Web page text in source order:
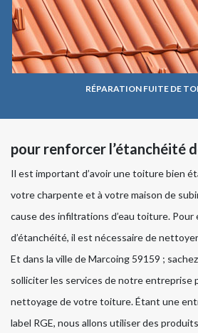
RÉPARATION FUITE DE
pour renforcer l’étanchéité
Il est important d’avoir une toiture bien
votre charpente et à votre maison de
cause des infiltrations d’eau toiture. Pour
d’étanchéité, il est nécessaire de
Et dans la ville de Marcoing 59159 ;
solliciter les services de notre entreprise
nettoyage de votre toiture. Étant une
label RGE, nous allons utiliser des